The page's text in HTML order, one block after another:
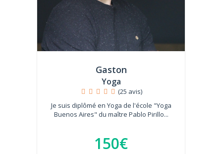
Gaston
Yoga
(25 avis)
Je suis diplômé en Yoga de l'école "Yoga
Buenos Aires" du maître Pablo Pirillo...
150€